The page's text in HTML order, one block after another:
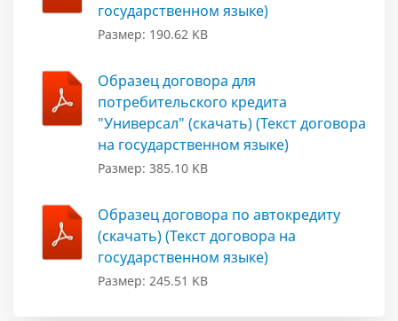
государственном языке)
Размер: 190.62 KB
Образец договора для
потребительского кредита
"Универсал" (скачать) (Текст договора
на государственном языке)
Размер: 385.10 KB
Образец договора по автокредиту
(скачать) (Текст договора на
государственном языке)
Размер: 245.51 KB